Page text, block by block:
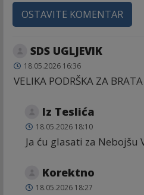
OSTAVITE KOMENTAR
SDS UGLJEVIK
18.05.2026 16:36
VELIKA PODRŠKA ZA
Iz Teslića
18.05.2026 18:10
Ja ću glasati za Nebojšu
Korektno
18.05.2026 18:27